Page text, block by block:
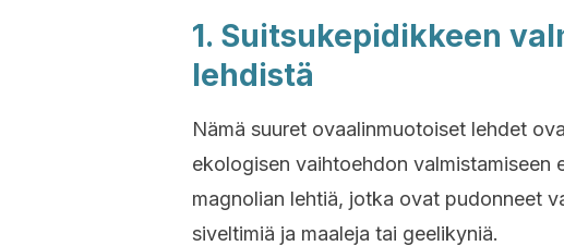
1. Suitsukepidikkeen
lehdistä
Nämä suuret ovaalinmuotoiset lehdet
ekologisen vaihtoehdon valmistamiseen
magnolian lehtiä, jotka ovat pudonneet
siveltimiä ja maaleja tai geelikyniä.